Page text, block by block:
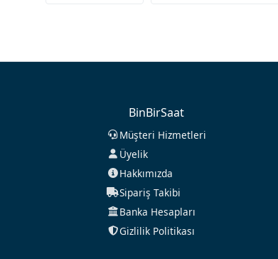
BinBirSaat
Müşteri Hizmetleri
Üyelik
Hakkımızda
Sipariş Takibi
Banka Hesapları
Gizlilik Politikası